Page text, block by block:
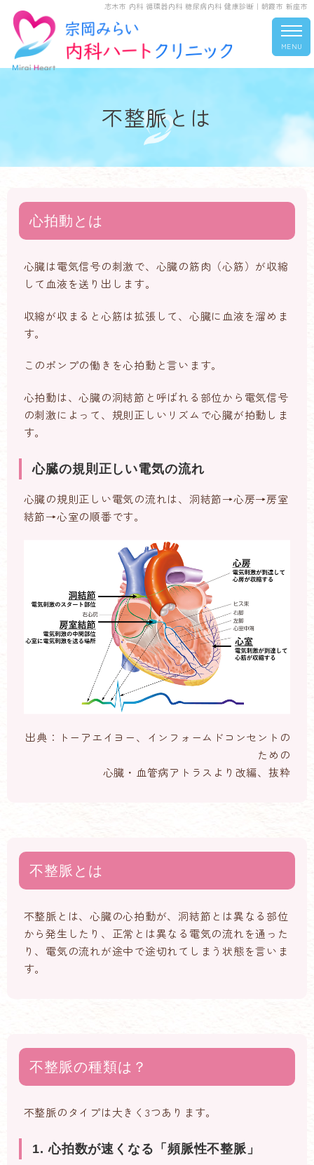
志木市 内科 循環器内科 糖尿病内科 健康診断｜朝霞市 新座市
MENU
不整脈とは
心拍動とは
心臓は電気信号の刺激で、心臓の筋肉（心筋）が収縮
して血液を送り出します。
収縮が収まると心筋は拡張して、心臓に血液を溜めま
す。
このポンプの働きを心拍動と言います。
心拍動は、心臓の洞結節と呼ばれる部位から電気信号
の刺激によって、規則正しいリズムで心臓が拍動しま
す。
心臓の規則正しい電気の流れ
心臓の規則正しい電気の流れは、洞結節→心房→房室
結節→心室の順番です。
出典：トーアエイヨー、インフォームドコンセントの
ための
心臓・血管病アトラスより改編、抜粋
不整脈とは
不整脈とは、心臓の心拍動が、洞結節とは異なる部位
から発生したり、正常とは異なる電気の流れを通った
り、電気の流れが途中で途切れてしまう状態を言いま
す。
不整脈の種類は？
不整脈のタイプは大きく3つあります。
1. 心拍数が速くなる「頻脈性不整脈」